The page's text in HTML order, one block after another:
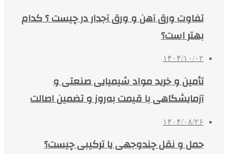
تفاوت ورق آهن و ورق آجدار در چیست ؟ کدام
بهتر است؟
۱۴۰۴/۱۰/۰۲
تأمین و خرید مواد شیمیایی صنعتی و
آزمایشگاهی با قیمت به‌روز و تضمین اصالت
۱۴۰۴/۰۸/۲۶
حمل و نقل چندوجهی یا ترکیبی چیست؟